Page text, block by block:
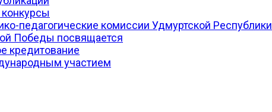
педагогические комиссии Удмуртской Республики
Победы посвящается
кредитование
участием